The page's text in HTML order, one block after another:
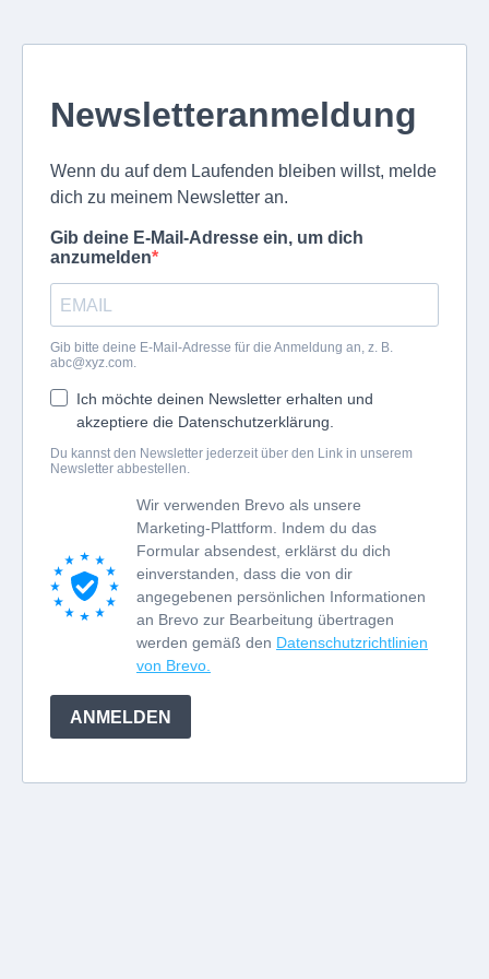
Newsletteranmeldung
Wenn du auf dem Laufenden bleiben willst, melde
dich zu meinem Newsletter an.
Gib deine E-Mail-Adresse ein, um dich
anzumelden
Gib bitte deine E-Mail-Adresse für die Anmeldung an, z. B.
abc@xyz.com.
Ich möchte deinen Newsletter erhalten und
akzeptiere die Datenschutzerklärung.
Du kannst den Newsletter jederzeit über den Link in unserem
Newsletter abbestellen.
Wir verwenden Brevo als unsere
Marketing-Plattform. Indem du das
Formular absendest, erklärst du dich
einverstanden, dass die von dir
angegebenen persönlichen Informationen
an Brevo zur Bearbeitung übertragen
werden gemäß den Datenschutzrichtlinien
von Brevo.
ANMELDEN